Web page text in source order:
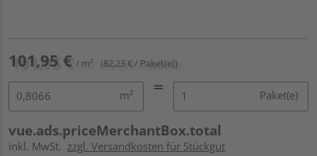
101,95 € / m² (82,23 € / Paket(e))
m² Paket(e)
vue.ads.priceMerchantBox.total
inkl. MwSt. zzgl. Versandkosten für Stückgut